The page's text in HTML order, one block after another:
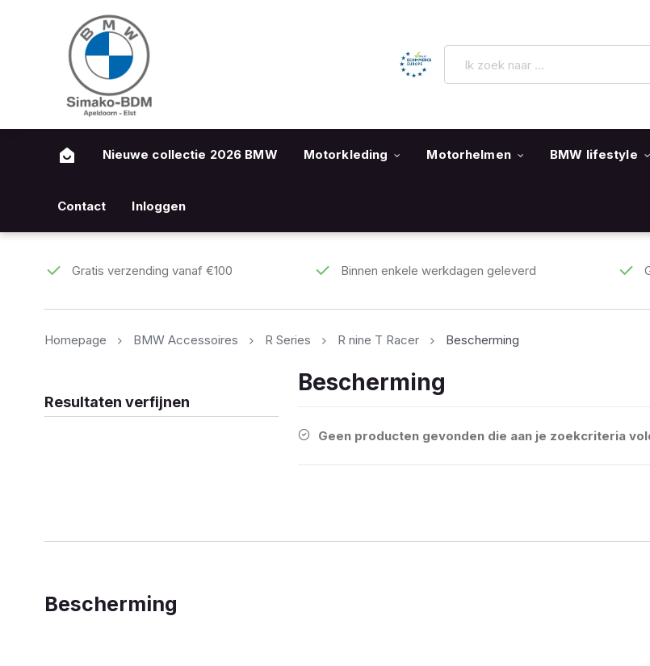
Nieuwe collectie 2026 BMW Motorkleding Motorhelmen BMW lifestyle
Contact Inloggen
Gratis verzending vanaf €100 Binnen enkele werkdagen geleverd
Homepage BMW Accessoires R Series R nine T Racer Bescherming
Bescherming
Geen producten gevonden die aan je zoekcriteria
Resultaten verfijnen
Bescherming